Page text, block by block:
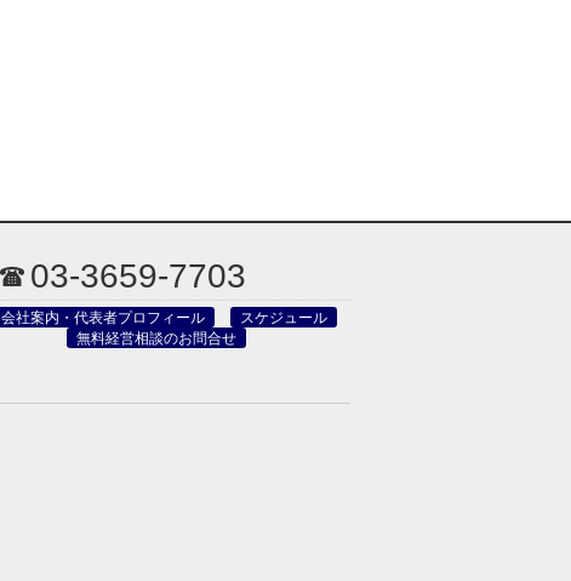
03-3659-7703
会社案内・代表者プロフィール
スケジュール
無料経営相談のお問合せ